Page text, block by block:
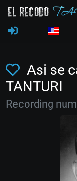
Asi se
TANTURI
Recording